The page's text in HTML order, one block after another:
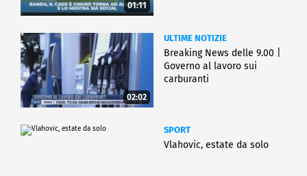
01:11
02:02
ULTIME NOTIZIE
Breaking News delle 9.00 |
Governo al lavoro sui
carburanti
SPORT
Vlahovic, estate da solo